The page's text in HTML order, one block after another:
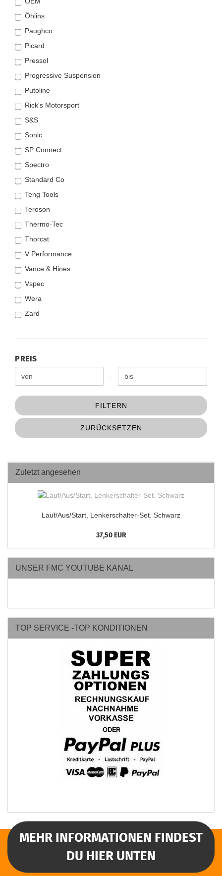
Öhlins
Paughco
Picard
Pressol
Progressive Suspension
Putoline
Rick's Motorsport
S&S
Sonic
SP Connect
Spectro
Standard Co
Teng Tools
Teroson
Thermo-Tec
Thorcat
V Performance
Vance & Hines
Vspec
Wera
Zard
PREIS
PREIS
Preis bis -
FILTERN
ZURÜCKSETZEN
Zuletzt angesehen
Lauf/Aus/Start, Lenkerschalter-Set. Schwarz
37,50 EUR
UNSER FMC YOUTUBE KANAL
TOP SERVICE -TOP KONDITIONEN
MEHR INFORMATIONEN FINDEST
DU HIER UNTEN